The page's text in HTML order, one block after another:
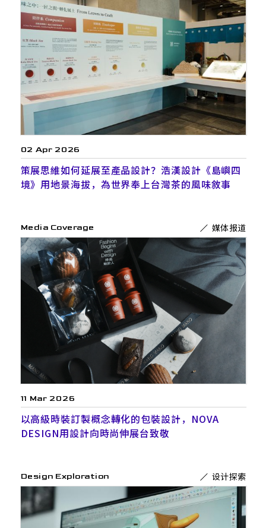
02 Apr 2026
策展思維如何延展至產品設計？浩漢設計《島嶼四
境》用地景海拔，為世界奉上台灣茶的風味敘事
Media Coverage 媒体报道
11 Mar 2026
以高級時裝訂製概念轉化的包裝設計，NOVA
DESIGN用設計向時尚伸展台致敬
Design Exploration 设计探索